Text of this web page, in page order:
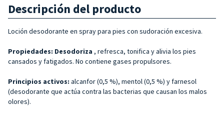
Descripción del producto
Loción desodorante en spray para pies con sudoración excesiva.
Propiedades: Desodoriza , refresca, tonifica y alivia los pies
cansados y fatigados. No contiene gases propulsores.
Principios activos: alcanfor (0,5 %), mentol (0,5 %) y farnesol
(desodorante que actúa contra las bacterias que causan los malos
olores).